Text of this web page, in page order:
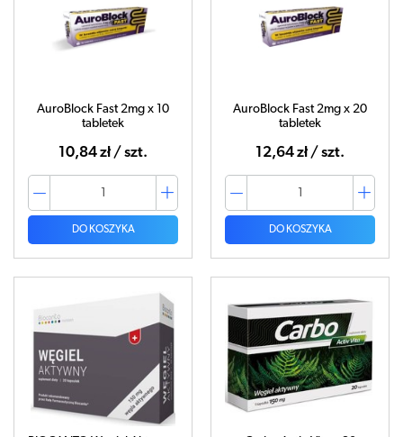
AuroBlock Fast 2mg x 10
tabletek
10,84 zł / szt.
DO KOSZYKA
AuroBlock Fast 2mg x 20
tabletek
12,64 zł / szt.
DO KOSZYKA